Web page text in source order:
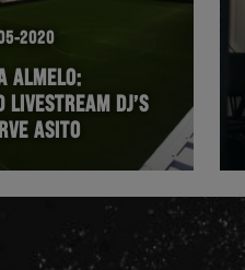
2020
ALMELO:
LIVESTREAM DJ’S
ASITO